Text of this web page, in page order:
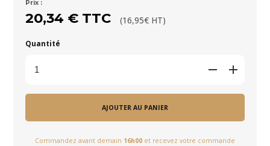
Prix :
20,34 € TTC (16,95€ HT)
Quantité
AJOUTER AU PANIER
Commandez avant demain 16h00 et recevez votre commande